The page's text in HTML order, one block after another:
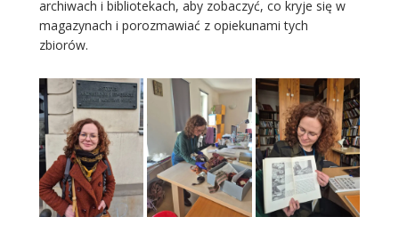
archiwach i bibliotekach, aby zobaczyć, co kryje się w
magazynach i porozmawiać z opiekunami tych
zbiorów.